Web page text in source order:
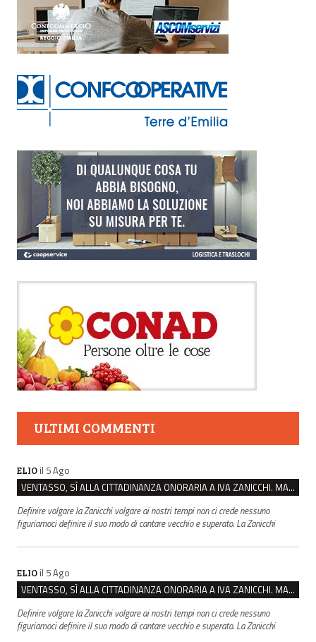
ULTIMI COMMENTI
ELIO il 5 Ago
VENTASSO, SÌ ALLA CITTADINANZA ONORARIA A IVA ZANICCHI. MA BARGIACCHI: “È DI PESSIMO GUSTO”
Definire volgare la Zanicchi volgare ai nostri tempi non ci crede nessuno
figuriamoci definire il suo modo di cantare vecchio e superato. La Zanicchi
ELIO il 5 Ago
VENTASSO, SÌ ALLA CITTADINANZA ONORARIA A IVA ZANICCHI. MA BARGIACCHI: “È DI PESSIMO GUSTO”
Definire volgare la Zanicchi volgare ai nostri tempi non ci crede nessuno
figuriamoci definire il suo modo di cantare vecchio e superato. La Zanicchi